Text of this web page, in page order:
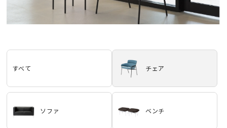
すべて チェア
ソファ ベンチ